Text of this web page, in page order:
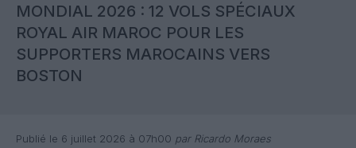
MONDIAL 2026 : 12 VOLS SPÉCIAUX
ROYAL AIR MAROC POUR LES
SUPPORTERS MAROCAINS VERS
BOSTON
Publié le 6 juillet 2026 à 07h00 par Ricardo Moraes